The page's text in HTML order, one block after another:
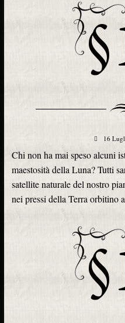
16
Chi non ha mai speso alcuni
maestosità della Luna? Tutti
satellite naturale del nostro
nei pressi della Terra orbitino